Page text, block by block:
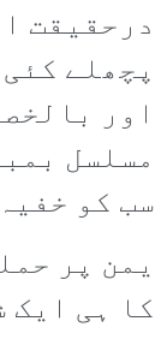
درحقیقت
پچھلے
اور
مسلسل
سب کو
یمن پر
کا ہی ایک